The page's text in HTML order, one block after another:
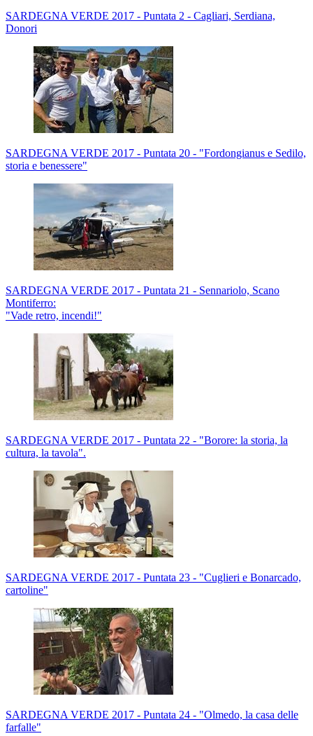
SARDEGNA VERDE 2017 - Puntata 2 - Cagliari, Serdiana,
Donori
SARDEGNA VERDE 2017 - Puntata 20 - "Fordongianus e Sedilo,
storia e benessere"
SARDEGNA VERDE 2017 - Puntata 21 - Sennariolo, Scano
Montiferro:
"Vade retro, incendi!"
SARDEGNA VERDE 2017 - Puntata 22 - "Borore: la storia, la
cultura, la tavola".
SARDEGNA VERDE 2017 - Puntata 23 - "Cuglieri e Bonarcado,
cartoline"
SARDEGNA VERDE 2017 - Puntata 24 - "Olmedo, la casa delle
farfalle"